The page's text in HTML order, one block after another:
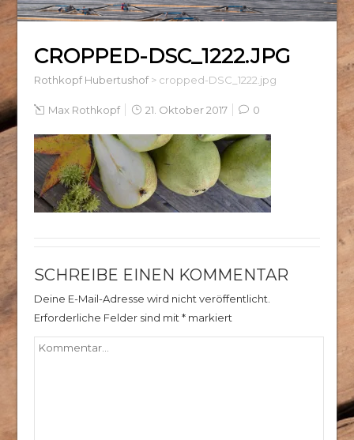
CROPPED-DSC_1222.JPG
Rothkopf Hubertushof> cropped-DSC_1222.jpg
Max Rothkopf 21. Oktober 2017 0
SCHREIBE EINEN KOMMENTAR
Deine E-Mail-Adresse wird nicht veröffentlicht.
Erforderliche Felder sind mit *markiert